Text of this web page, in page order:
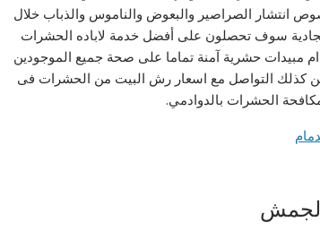
انتشار الصراصير والبعوض والناموس والذباب خلال
سوف تحصلون على أفضل خدمة لاباده الحشرات
مبيدات حشرية آمنة تماما على صحة جميع الموجودين
كذلك التواصل مع اسعار رش البيت من الحشرات فى
الحشرات بالدوادمي.